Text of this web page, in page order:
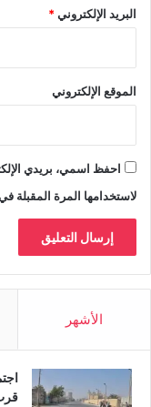
البريد الإلكتروني*
الموقع الإلكتروني
احفظ اسمي، بريدي
لاستخدامها المرة المقبلة
الأشهر